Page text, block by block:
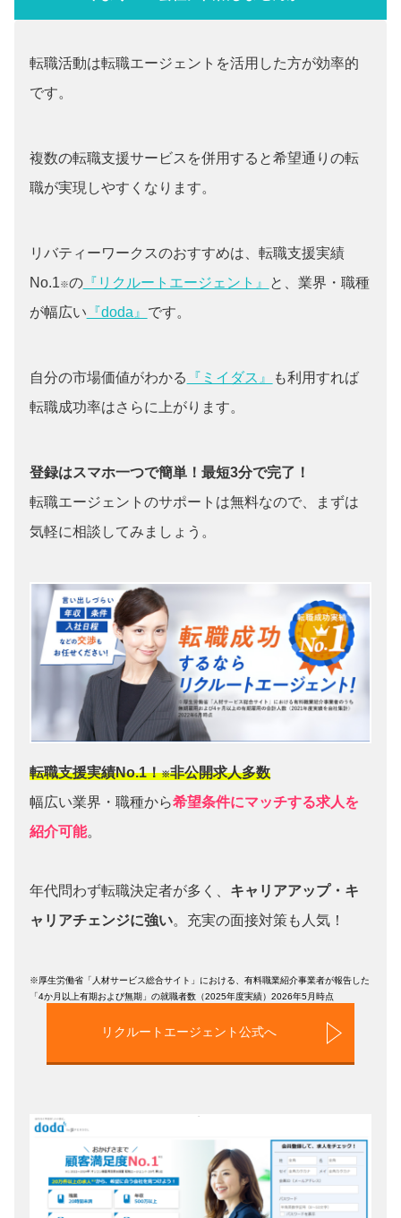
転職活動は転職エージェントを活用した方が効率的
です。
複数の転職支援サービスを併用すると希望通りの転
職が実現しやすくなります。
リバティーワークスのおすすめは、転職支援実績
No.1※の『リクルートエージェント』
と、業界・職種
が幅広い 『doda』 です。
自分の市場価値がわかる 『ミイダス』
も利用すれば
転職成功率はさらに上がります。
登録はスマホ一つで簡単！最短3分で完了！
転職エージェントのサポートは無料なので、まずは
気軽に相談してみましょう。
転職支援実績No.1！※非公開求人多数
幅広い業界・職種から希望条件にマッチする求人を
紹介可能。
年代問わず転職決定者が多く、 キャリアアップ・キ
ャリアチェンジに強い。充実の面接対策も人気！
※厚生労働省「人材サービス総合サイト」における、有料職業紹介事業者が報告した
「4か月以上有期および無期」の就職者数（2025年度実績）2026年5月時点
リクルートエージェント公式へ